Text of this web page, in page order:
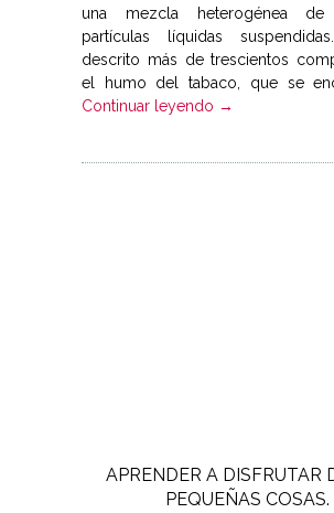
una mezcla heterogénea
partículas líquidas
descrito más de trescientos
el humo del tabaco, que se
Continuar leyendo →
APRENDER A DISFRUTAR
PEQUEÑAS COSAS.